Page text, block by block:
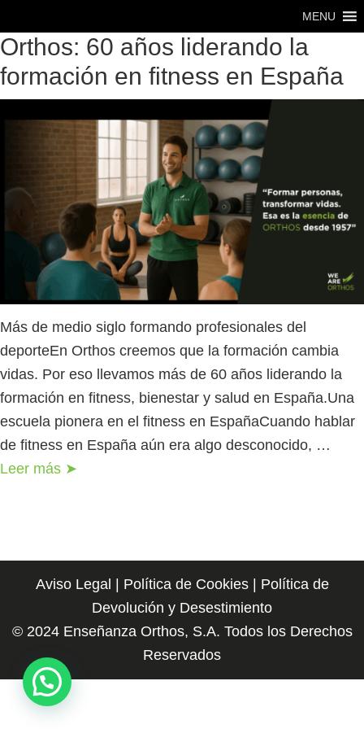
al
contenido
principal
al
pie
de
MENU
Orthos: 60 años liderando la
formación en fitness en España
Más de medio siglo formando profesionales del
deporteEn Orthos creemos que la formación cambia
vidas. Por eso llevamos más de 60 años liderando la
formación en fitness, bienestar y salud en España.Una
escuela pionera en el fitness en EspañaCuando hablar
de fitness en España aún era algo desconocido, …
Leer más ➤
Aviso Legal | Política de Cookies| Política de
Devolución y Desestimiento
© 2024 Enseñanza Orthos, S.A. Todos los Derechos
Reservados